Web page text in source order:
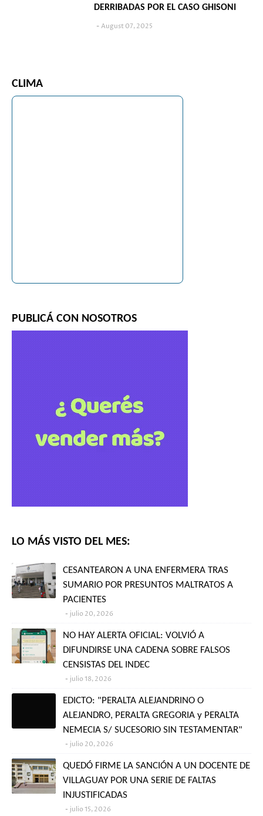
DERRIBADAS POR EL CASO GHISONI
August 07, 2025
CLIMA
PUBLICÁ CON NOSOTROS
LO MÁS VISTO DEL MES:
CESANTEARON A UNA ENFERMERA TRAS
SUMARIO POR PRESUNTOS MALTRATOS A
PACIENTES
julio 20, 2026
NO HAY ALERTA OFICIAL: VOLVIÓ A
DIFUNDIRSE UNA CADENA SOBRE FALSOS
CENSISTAS DEL INDEC
julio 18, 2026
EDICTO: "PERALTA ALEJANDRINO O
ALEJANDRO, PERALTA GREGORIA y PERALTA
NEMECIA S/ SUCESORIO SIN TESTAMENTAR"
julio 20, 2026
QUEDÓ FIRME LA SANCIÓN A UN DOCENTE DE
VILLAGUAY POR UNA SERIE DE FALTAS
INJUSTIFICADAS
julio 15, 2026